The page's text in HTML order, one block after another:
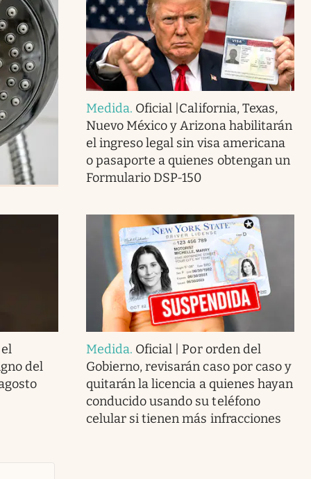
Medida. Oficial |California, Texas,
Nuevo México y Arizona habilitarán
el ingreso legal sin visa americana
o pasaporte a quienes obtengan un
Formulario DSP-150
del
Medida. Oficial | Por orden del
Gobierno, revisarán caso por caso y
quitarán la licencia a quienes hayan
conducido usando su teléfono
celular si tienen más infracciones